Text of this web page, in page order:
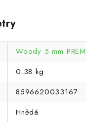
Woody 5 mm
0.38 kg
8596620033167
Hnědá